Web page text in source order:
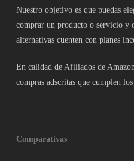
Nuestro objetivo es que puedas
comprar un producto o servicio y
alternativas cuenten con planes
En calidad de Afiliados de
compras adscritas que cumplen
Comparativas